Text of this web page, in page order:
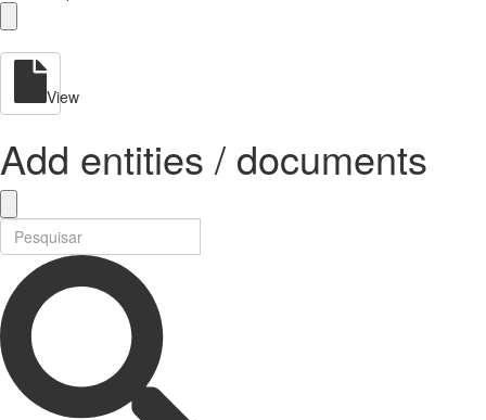
View
Add entities / documents